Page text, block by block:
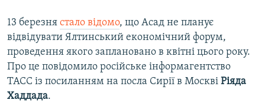
13 березня стало відомо, що Асад не планує
відвідувати Ялтинський економічний форум,
проведення якого заплановано в квітні цього року.
Про це повідомило російське інформагентство
ТАСС із посиланням на посла Сирії в Москві Ріяда
Хаддада.